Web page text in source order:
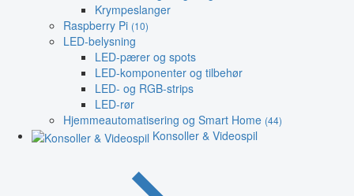
Krympeslanger
Raspberry Pi (10)
LED-belysning
LED-pærer og spots
LED-komponenter og tilbehør
LED- og RGB-strips
LED-rør
Hjemmeautomatisering og Smart Home (44)
Konsoller & Videospil